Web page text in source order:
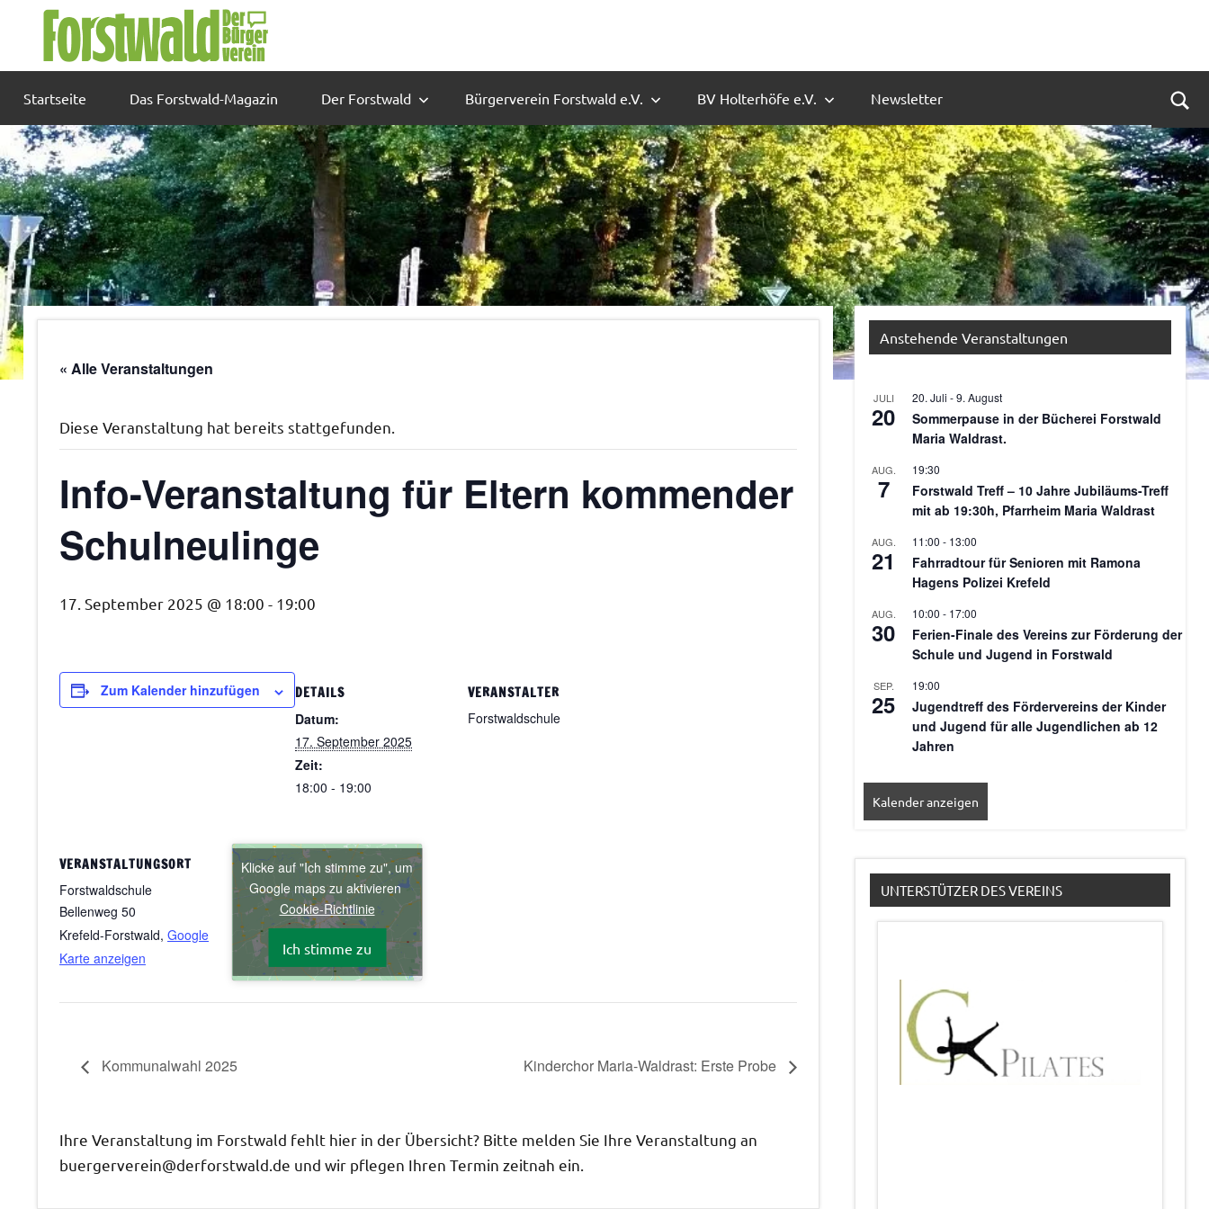
Startseite Das Forstwald-Magazin Der Forstwald Bürgerverein Forstwald e.V. BV Holterhöfe e.V. Newsletter
« Alle Veranstaltungen
Diese Veranstaltung hat bereits stattgefunden.
Info-Veranstaltung für Eltern kommender
Schulneulinge
17. September 2025 @ 18:00 - 19:00
Zum Kalender hinzufügen
DETAILS
Datum:
17. September 2025
Zeit:
18:00 - 19:00
VERANSTALTER
Forstwaldschule
VERANSTALTUNGSORT
Forstwaldschule
Bellenweg 50
Krefeld-Forstwald, Google
Karte anzeigen
Klicke auf "Ich stimme zu", um
Google maps zu aktivieren
Cookie-Richtlinie
Ich stimme zu
Kommunalwahl 2025 Kinderchor Maria-Waldrast: Erste Probe
Ihre Veranstaltung im Forstwald fehlt hier in der Übersicht? Bitte melden Sie Ihre Veranstaltung an
buergerverein@derforstwald.de und wir pflegen Ihren Termin zeitnah ein.
Anstehende Veranstaltungen
JULI
20
20. Juli -9. August
Sommerpause in der Bücherei Forstwald
Maria Waldrast.
AUG.
7
19:30
Forstwald Treff – 10 Jahre Jubiläums-Treff
mit ab 19:30h, Pfarrheim Maria Waldrast
AUG.
21
11:00 - 13:00
Fahrradtour für Senioren mit Ramona
Hagens Polizei Krefeld
AUG.
30
10:00 - 17:00
Ferien-Finale des Vereins zur Förderung der
Schule und Jugend in Forstwald
SEP.
25
19:00
Jugendtreff des Fördervereins der Kinder
und Jugend für alle Jugendlichen ab 12
Jahren
Kalender anzeigen
UNTERSTÜTZER DES VEREINS